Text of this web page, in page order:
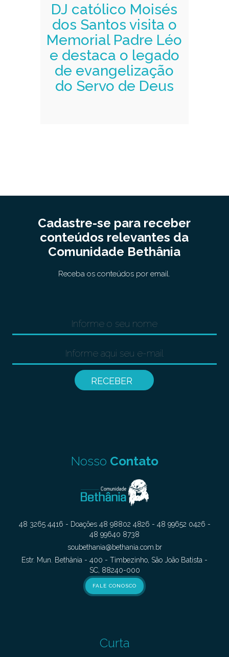
DJ católico Moisés
dos Santos visita o
Memorial Padre Léo
e destaca o legado
de evangelização
do Servo de Deus
Cadastre-se para receber
conteúdos relevantes da
Comunidade Bethânia
Receba os conteúdos por email.
Nosso Contato
48 3265 4416 - Doações 48 98802 4826 - 48 99652 0426 -
48 99640 8738
soubethania@bethania.com.br
Estr. Mun. Bethânia - 400 - Timbezinho, São João Batista -
SC, 88240-000
FALE CONOSCO
Curta